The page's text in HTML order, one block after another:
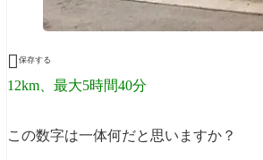
 保存する
12km、最大5時間40分
この数字は一体何だと思いますか？